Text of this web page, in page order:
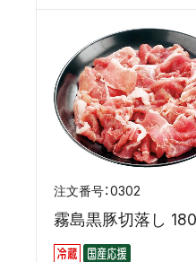
0302
霧島黒豚切落し